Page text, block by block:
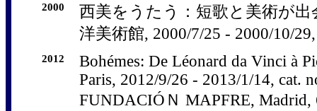
2000
西美をうたう：短歌と美術が出
洋美術館, 2000/7/25 - 2000/10/
2012
Bohémes: De Léonard da Vinci à
Paris, 2012/9/26 - 2013/1/14, cat.
FUNDACIÓＮ MAPFRE, Madrid,